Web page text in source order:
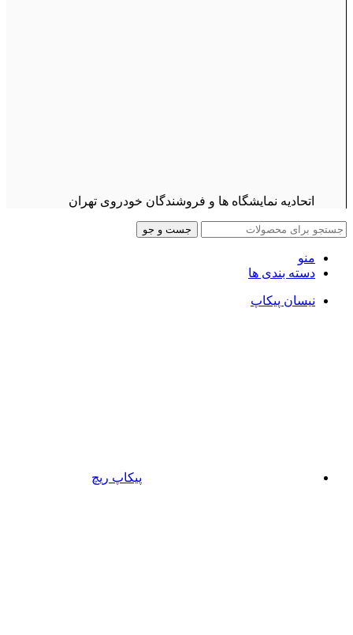
اتحادیه نمایشگاه ها و فروشندگان خودروی تهران
جست و جو
منو
دسته بندی ها
نیسان پیکاپ
پیکاپ ریچ